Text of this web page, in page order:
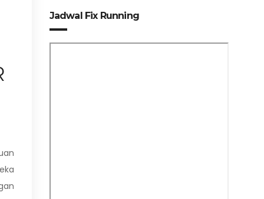
Jadwal Fix Running